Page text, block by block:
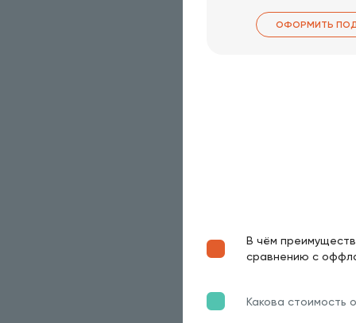
ОФОРМИТЬ
В чём
сравнению с
Какова стоимость